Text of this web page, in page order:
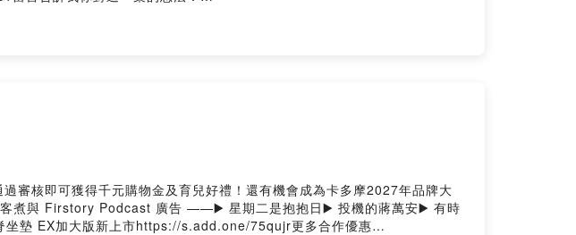
by Firstory Hosting
審核即可獲得千元購物金及育兒好禮！還有機會成為卡多摩2027年品牌大
煮與 Firstory Podcast 廣告 ——▶️ 星期二是抱抱日▶️ 投機的蔣萬安▶️ 有時
墊 EX加大版新上市https://s.add.one/75qujr更多合作優惠